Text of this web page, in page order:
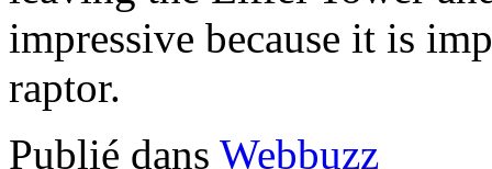
impressive because it is
raptor.
Publié dans Webbuzz